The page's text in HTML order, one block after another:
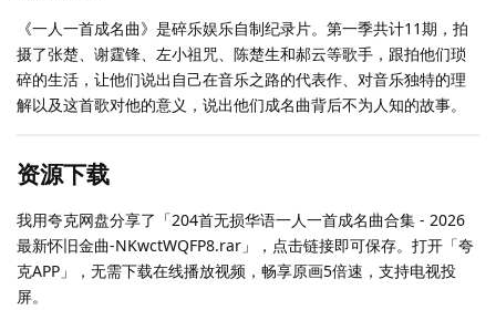
《一人一首成名曲》是碎乐娱乐自制纪录片。第一季共计11期，拍
摄了张楚、谢霆锋、左小祖咒、陈楚生和郝云等歌手，跟拍他们琐
碎的生活，让他们说出自己在音乐之路的代表作、对音乐独特的理
解以及这首歌对他的意义，说出他们成名曲背后不为人知的故事。
资源下载
我用夸克网盘分享了「204首无损华语一人一首成名曲合集 - 2026
最新怀旧金曲-NKwctWQFP8.rar」，点击链接即可保存。打开「夸
克APP」，无需下载在线播放视频，畅享原画5倍速，支持电视投
屏。